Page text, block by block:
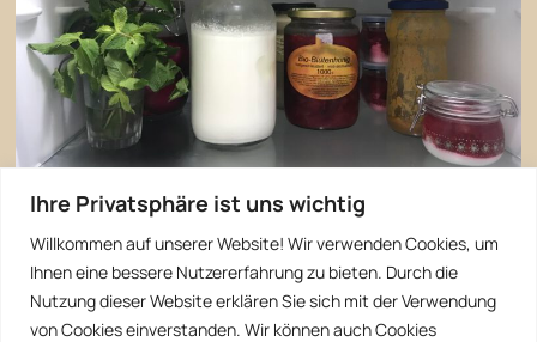
Ihre Privatsphäre ist uns wichtig
Willkommen auf unserer Website! Wir verwenden Cookies, um
Ihnen eine bessere Nutzererfahrung zu bieten. Durch die
Nutzung dieser Website erklären Sie sich mit der Verwendung
von Cookies einverstanden. Wir können auch Cookies